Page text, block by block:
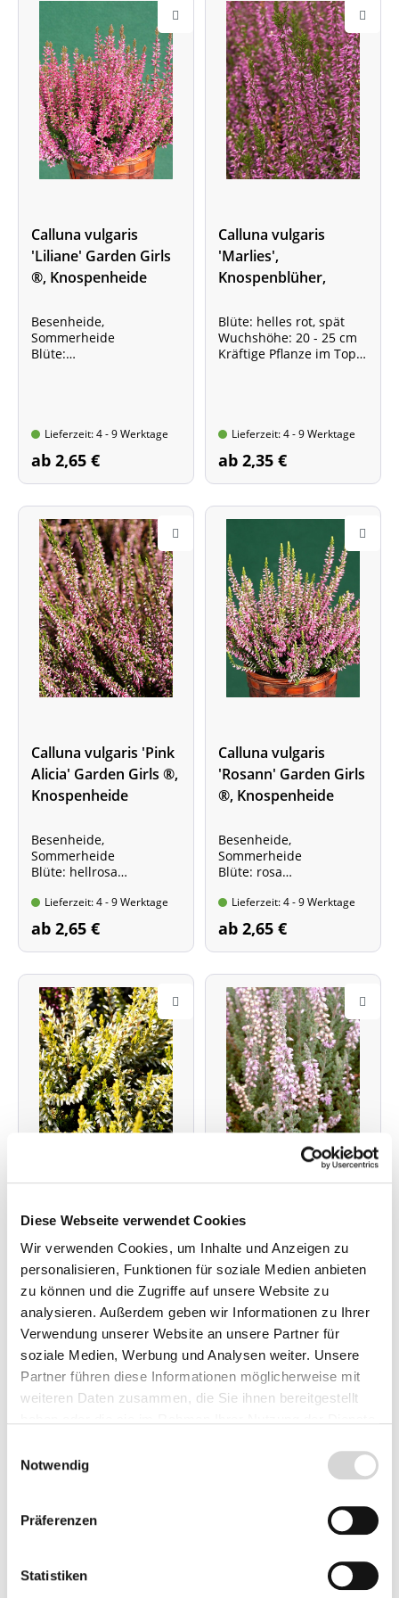
Diese Webseite verwendet Cookies
Wir verwenden Cookies, um Inhalte und Anzeigen zu
personalisieren, Funktionen für soziale Medien anbieten
zu können und die Zugriffe auf unsere Website zu
analysieren. Außerdem geben wir Informationen zu Ihrer
Verwendung unserer Website an unsere Partner für
soziale Medien, Werbung und Analysen weiter. Unsere
Partner führen diese Informationen möglicherweise mit
weiteren Daten zusammen, die Sie ihnen bereitgestellt
Notwendig
Präferenzen
Statistiken
Calluna vulgaris
'Liliane' Garden Girls
®, Knospenheide
Besenheide,
Sommerheide
Blüte:
Lieferzeit: 4 - 9 Werktage
ab 2,65 €
Calluna vulgaris
'Marlies',
Knospenblüher,
Sommerheide
Blüte: helles rot, spät
Wuchshöhe: 20 - 25 cm
Kräftige Pflanze im Topf,
Lieferzeit: 4 - 9 Werktage
ab 2,35 €
Calluna vulgaris 'Pink
Alicia' Garden Girls ®,
Knospenheide
Besenheide,
Sommerheide
Blüte: hellrosa
Kräftige Pflanze im Topf,
10 - 15 cm
Lieferzeit: 4 - 9 Werktage
ab 2,65 €
Calluna vulgaris
'Rosann' Garden Girls
®, Knospenheide
Besenheide,
Sommerheide
Blüte: rosa
Kräftige Pflanze im Topf,
10 - 15 cm
Lieferzeit: 4 - 9 Werktage
ab 2,65 €
Calluna vulgaris
'Sandy' Garden Girls
®, Knospenheide
Besenheide,
Sommerheide
Blüte: weiß
- Wuchshöhe: bis 30 cm
Kräftige Pflanze im Topf,
Sorte mit gelbem Laub!
Lieferzeit: 4 - 9 Werktage
ab 2,65 €
Calluna vulgaris
'Silver Knight',
Besenheide,
Sommerheide
Blüte: hellrosa - silbriges
Wuchshöhe: bis ca. 35
cm
Kräftige Pflanze im Topf,
10-15 cm
Lieferzeit: 4 - 9 Werktage
ab 2,35 €